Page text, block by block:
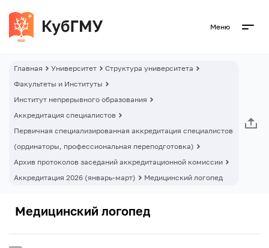
Меню
Главная Университет
Структура университета
Факультеты и Институты
Институт непрерывного образования
Аккредитация специалистов
Первичная специализированная аккредитация специалистов
(ординаторы, профессиональная переподготовка)
Архив протоколов заседаний аккредитационной комиссии
Аккредитация 2026 (январь-март)
Медицинский логопед
Медицинский логопед